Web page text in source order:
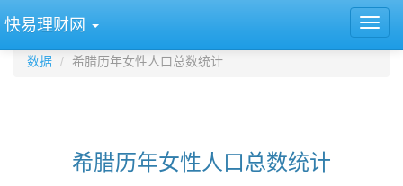
快易理财网
数据 希腊历年女性人口总数统计
希腊历年女性人口总数统计